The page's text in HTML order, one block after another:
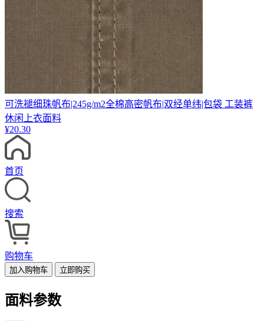
可洗褪细珠帆布|245g/m2全棉高密帆布|双经单纬|包袋 工装裤
休闲上衣面料
¥20.30
首页
搜索
购物车
加入购物车 立即购买
面料参数